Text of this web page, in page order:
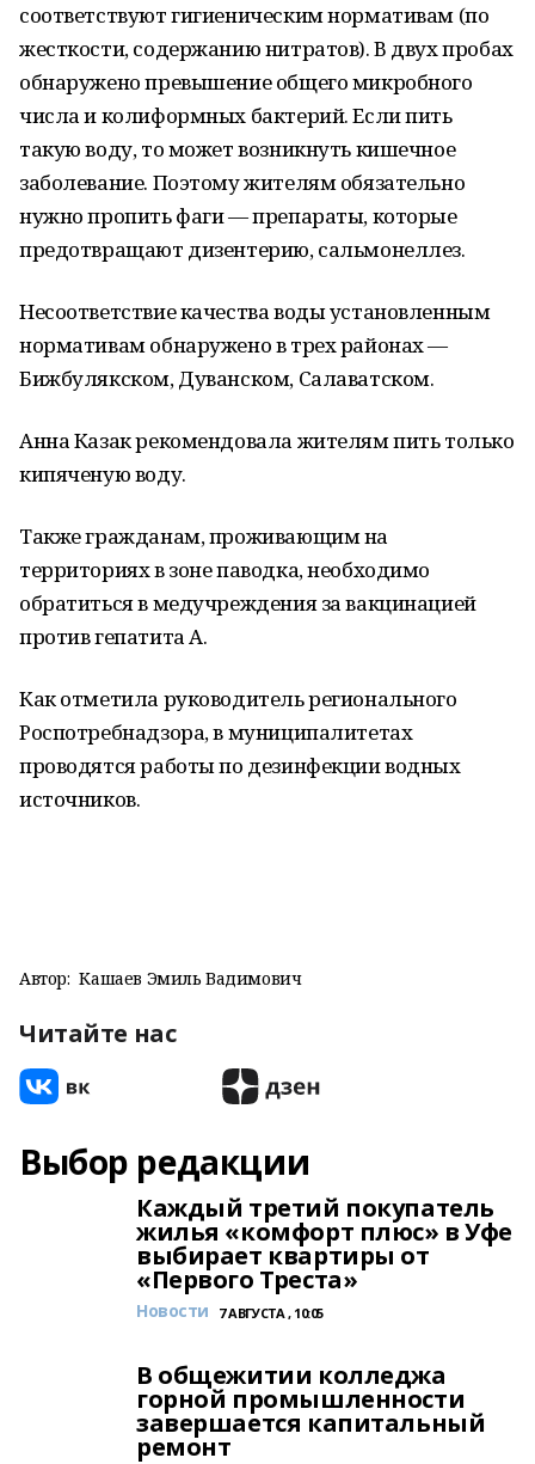
соответствуют гигиеническим нормативам (по
жесткости, содержанию нитратов). В двух пробах
обнаружено превышение общего микробного
числа и колиформных бактерий. Если пить
такую воду, то может возникнуть кишечное
заболевание. Поэтому жителям обязательно
нужно пропить фаги — препараты, которые
предотвращают дизентерию, сальмонеллез.
Несоответствие качества воды установленным
нормативам обнаружено в трех районах —
Бижбулякском, Дуванском, Салаватском.
Анна Казак рекомендовала жителям пить только
кипяченую воду.
Также гражданам, проживающим на
территориях в зоне паводка, необходимо
обратиться в медучреждения за вакцинацией
против гепатита А.
Как отметила руководитель регионального
Роспотребнадзора, в муниципалитетах
проводятся работы по дезинфекции водных
источников.
Автор: Кашаев Эмиль Вадимович
Читайте нас
Выбор редакции
Каждый третий покупатель
жилья «комфорт плюс» в Уфе
выбирает квартиры от
«Первого Треста»
Новости 7 АВГУСТА , 10:05
В общежитии колледжа
горной промышленности
завершается капитальный
ремонт